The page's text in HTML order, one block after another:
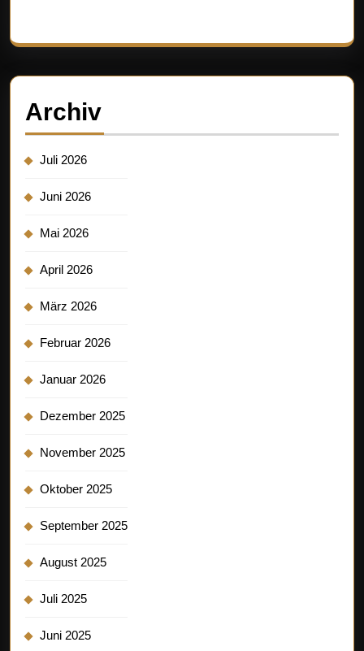
Archiv
Juli 2026
Juni 2026
Mai 2026
April 2026
März 2026
Februar 2026
Januar 2026
Dezember 2025
November 2025
Oktober 2025
September 2025
August 2025
Juli 2025
Juni 2025